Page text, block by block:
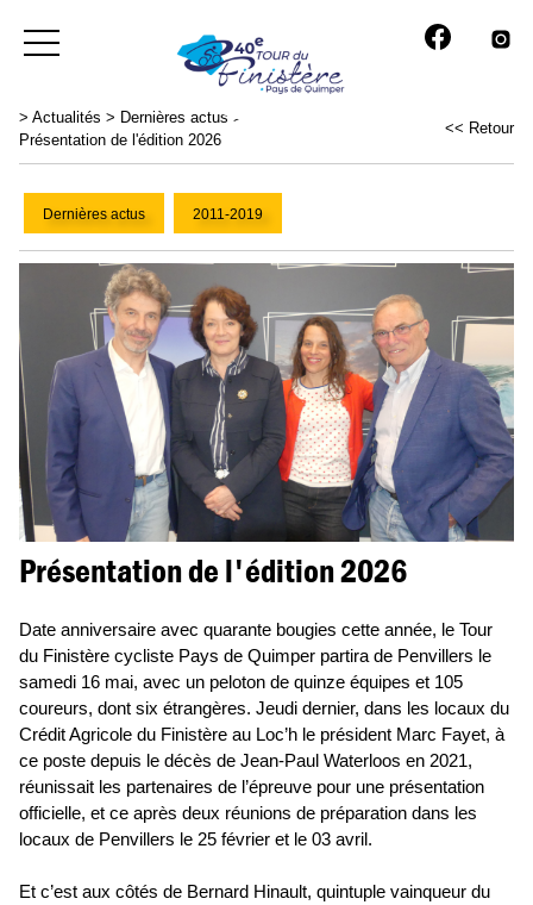
> Actualités > Dernières actus >
Présentation de l'édition 2026
<< Retour
Dernières actus 2011-2019
Présentation de l'édition 2026
Date anniversaire avec quarante bougies cette année, le Tour
du Finistère cycliste Pays de Quimper partira de Penvillers le
samedi 16 mai, avec un peloton de quinze équipes et 105
coureurs, dont six étrangères. Jeudi dernier, dans les locaux du
Crédit Agricole du Finistère au Loc’h le président Marc Fayet, à
ce poste depuis le décès de Jean-Paul Waterloos en 2021,
réunissait les partenaires de l’épreuve pour une présentation
officielle, et ce après deux réunions de préparation dans les
locaux de Penvillers le 25 février et le 03 avril.
Et c’est aux côtés de Bernard Hinault, quintuple vainqueur du